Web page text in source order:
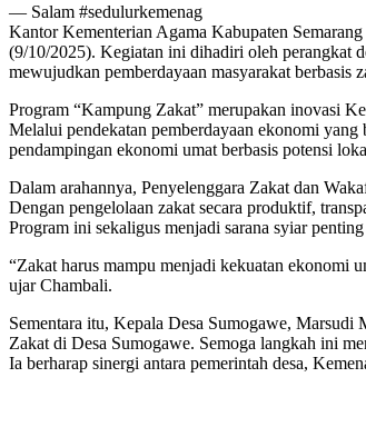
— Salam #sedulurkemenag
Kantor Kementerian Agama Kabupaten
(9/10/2025). Kegiatan ini dihadiri oleh perangkat
mewujudkan pemberdayaan masyarakat berbasis
Program “Kampung Zakat” merupakan inovasi
Melalui pendekatan pemberdayaan ekonomi
pendampingan ekonomi umat berbasis potensi
Dalam arahannya, Penyelenggara Zakat dan
Dengan pengelolaan zakat secara produktif,
Program ini sekaligus menjadi sarana syiar
“Zakat harus mampu menjadi kekuatan ekonomi
ujar Chambali.
Sementara itu, Kepala Desa Sumogawe,
Zakat di Desa Sumogawe. Semoga langkah ini
Ia berharap sinergi antara pemerintah desa,